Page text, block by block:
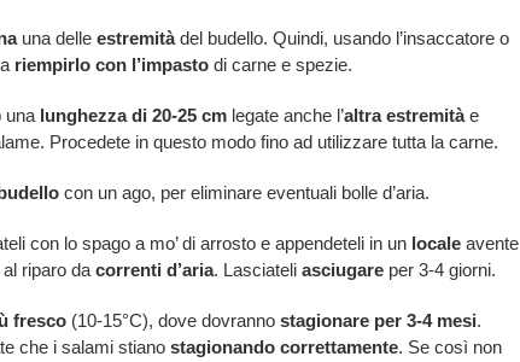
una delle estremitàdel budello. Quindi, usando l’insaccatore o
riempirlo con l’impastodi carne e spezie.
unalunghezza di 20-25 cmlegate anche l’altra estremitàe
Procedete in questo modo fino ad utilizzare tutta la carne.
con un ago, per eliminare eventuali bolle d’aria.
con lo spago a mo’ di arrosto e appendeteli in un localeavente
riparo da correnti d’aria. Lasciateli asciugareper 3-4 giorni.
fresco(10-15°C), dove dovrannostagionare per 3-4 mesi.
che i salami stiano stagionando correttamente. Se così non